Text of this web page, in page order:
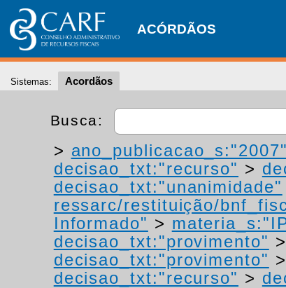
ACÓRDÃOS
Sistemas: Acordãos
Busca:
> ano_publicacao_s:"2007"
decisao_txt:"recurso" >
decisao_txt:"unanimidade"
ressarc/restituição/
Informado" >
decisao_txt:"provimento" >
decisao_txt:"provimento" >
decisao_txt:"recurso" >